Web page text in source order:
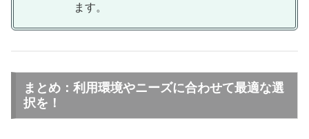
ます。
まとめ：利用環境やニーズに合わせて最適な選
択を！